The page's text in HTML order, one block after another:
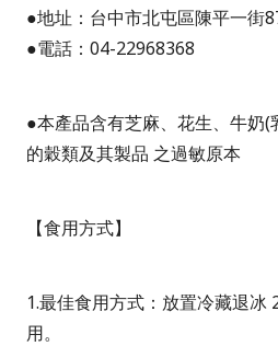
●地址：台中市北屯區陳平一街
●電話： 04-22968368
●本產品含有芝麻、花生、牛奶(
的穀類及其製品 之過敏原本
【食用方式】
1.最佳食用方式：放置冷藏退冰
用。